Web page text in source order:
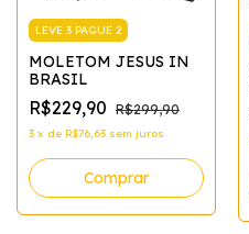
LEVE 3 PAGUE 2
MOLETOM JESUS IN
BRASIL
R$229,90 R$299,90
3 x de R$76,63 sem juros
Comprar